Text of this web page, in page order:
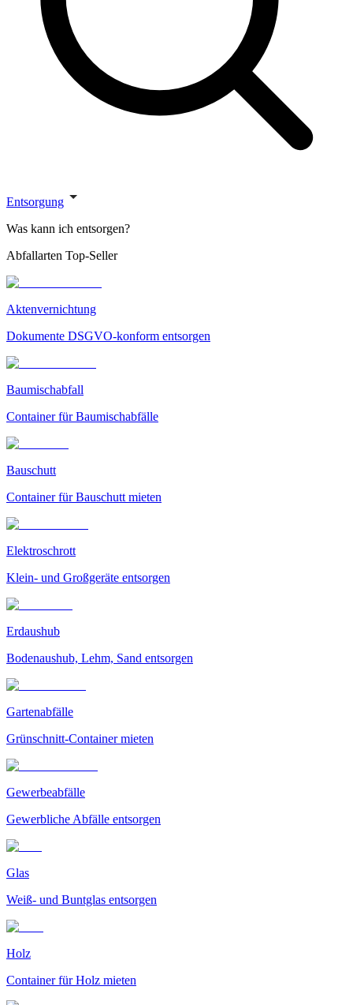
Entsorgung
Was kann ich entsorgen?
Abfallarten Top-Seller
Aktenvernichtung
Dokumente DSGVO-konform entsorgen
Baumischabfall
Container für Baumischabfälle
Bauschutt
Container für Bauschutt mieten
Elektroschrott
Klein- und Großgeräte entsorgen
Erdaushub
Bodenaushub, Lehm, Sand entsorgen
Gartenabfälle
Grünschnitt-Container mieten
Gewerbeabfälle
Gewerbliche Abfälle entsorgen
Glas
Weiß- und Buntglas entsorgen
Holz
Container für Holz mieten